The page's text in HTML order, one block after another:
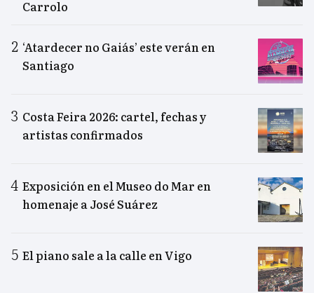
Carrolo
‘Atardecer no Gaiás’ este verán en
Santiago
Costa Feira 2026: cartel, fechas y
artistas confirmados
Exposición en el Museo do Mar en
homenaje a José Suárez
El piano sale a la calle en Vigo